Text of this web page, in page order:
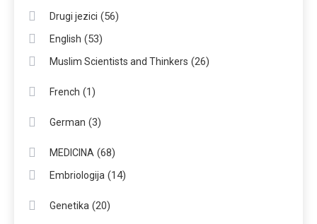
Drugi jezici (56)
English (53)
Muslim Scientists and Thinkers (26)
French (1)
German (3)
MEDICINA (68)
Embriologija (14)
Genetika (20)